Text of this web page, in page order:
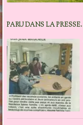
PARU DANS LA PRESSE.